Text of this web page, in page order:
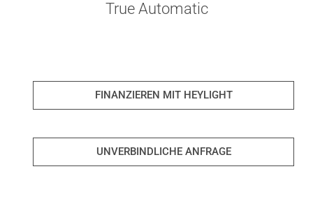
True Automatic
FINANZIEREN MIT HEYLIGHT
UNVERBINDLICHE ANFRAGE